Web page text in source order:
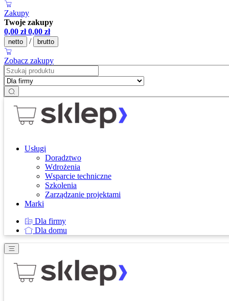
Zakupy
Twoje zakupy
0,00 zł 0,00 zł
netto / brutto
Zobacz zakupy
Usługi
Doradztwo
Wdrożenia
Wsparcie techniczne
Szkolenia
Zarządzanie projektami
Marki
Dla firmy
Dla domu